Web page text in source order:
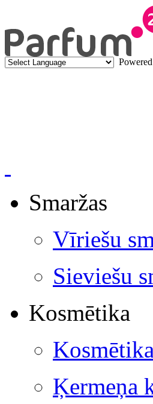
Smaržas
Vīriešu
Sieviešu
Kosmētika
Ķermeņa